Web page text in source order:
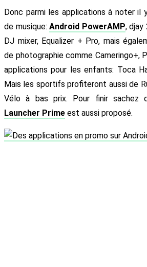
Donc parmi les applications à noter il
de musique:Android PowerAMP, djay
DJ mixer, Equalizer + Pro, mais
de photographie comme Cameringo+,
applications pour les enfants: Toca
Mais les sportifs profiteront aussi de
Vélo à bas prix. Pour finir sachez
Launcher Prime est aussi proposé.